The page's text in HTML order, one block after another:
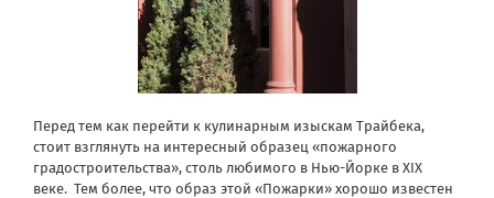
Перед тем как перейти к кулинарным изыскам Трайбека,
стоит взглянуть на интересный образец «пожарного
градостроительства», столь любимого в Нью-Йорке в XIX
веке. Тем более, что образ этой «Пожарки» хорошо известен